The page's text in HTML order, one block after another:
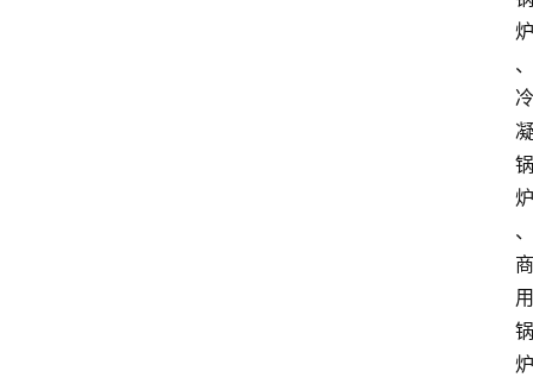
炉
、
冷
凝
锅
炉
、
商
用
锅
炉